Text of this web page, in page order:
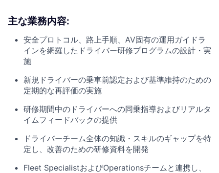
主な業務内容:
安全プロトコル、路上手順、AV固有の運用ガイドラ
インを網羅したドライバー研修プログラムの設計・実
施
新規ドライバーの乗車前認定および基準維持のための
定期的な再評価の実施
研修期間中のドライバーへの同乗指導およびリアルタ
イムフィードバックの提供
ドライバーチーム全体の知識・スキルのギャップを特
定し、改善のための研修資料を開発
Fleet SpecialistおよびOperationsチームと連携し、